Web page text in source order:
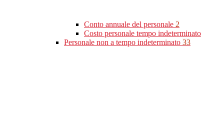
Conto annuale del personale 2
Costo personale tempo indeterminato
Personale non a tempo indeterminato 33